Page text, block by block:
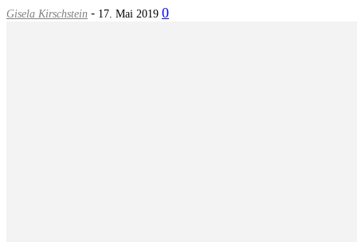
Gisela Kirschstein - 17. Mai 2019 0